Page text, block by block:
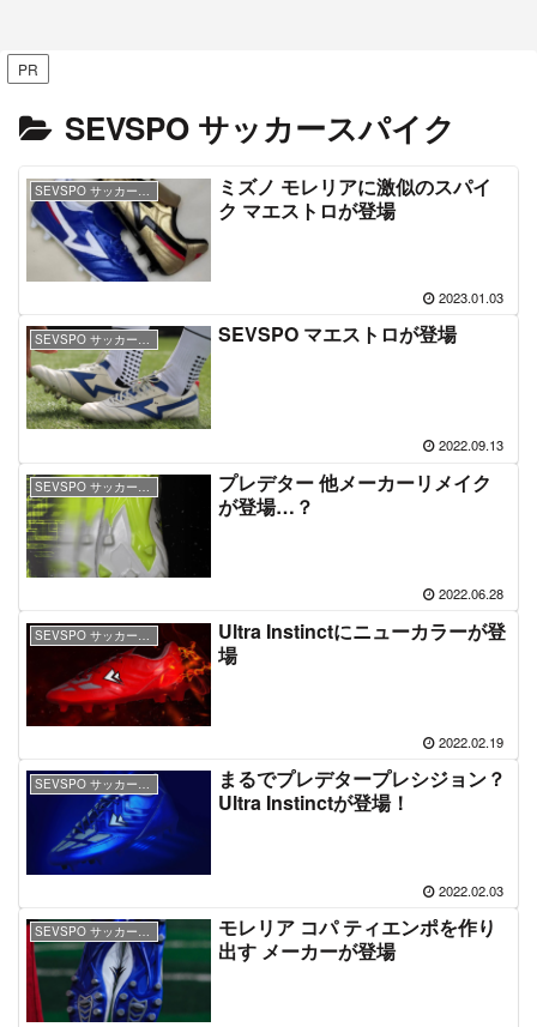
PR
SEVSPO サッカースパイク
SEVSPO サッカースパイク
ミズノ モレリアに激似のスパイ
ク マエストロが登場
2023.01.03
SEVSPO マエストロが登場
2022.09.13
SEVSPO サッカースパイク
プレデター 他メーカーリメイク
が登場…？
2022.06.28
SEVSPO サッカースパイク
Ultra Instinctにニューカラーが登
場
2022.02.19
まるでプレデタープレシジョン？
Ultra Instinctが登場！
2022.02.03
SEVSPO サッカースパイク
モレリア コパ ティエンポを作り
出す メーカーが登場